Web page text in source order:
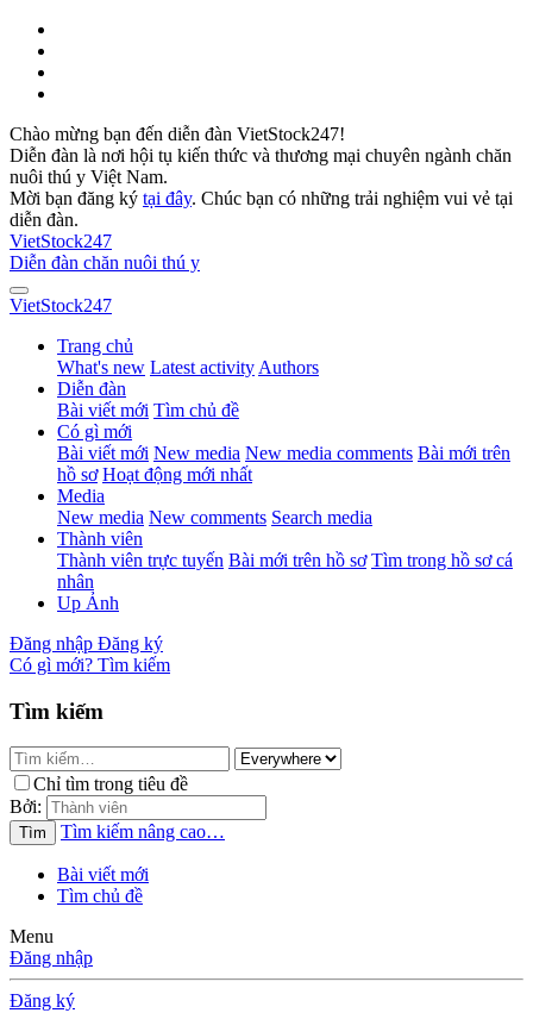
Chào mừng bạn đến diễn đàn VietStock247!
Diễn đàn là nơi hội tụ kiến thức và thương mại chuyên ngành chăn
nuôi thú y Việt Nam.
Mời bạn đăng ký tại đây. Chúc bạn có những trải nghiệm vui vẻ tại
diễn đàn.
VietStock247
Diễn đàn chăn nuôi thú y
VietStock247
Trang chủ
What's new Latest activity Authors
Diễn đàn
Bài viết mới Tìm chủ đề
Có gì mới
Bài viết mới New media New media comments Bài mới trên
hồ sơ Hoạt động mới nhất
Media
New media New comments Search media
Thành viên
Thành viên trực tuyến Bài mới trên hồ sơ Tìm trong hồ sơ cá
nhân
Up Ảnh
Đăng nhập Đăng ký
Có gì mới? Tìm kiếm
Tìm kiếm
Chỉ tìm trong tiêu đề
Bởi:
Tìm Tìm kiếm nâng cao…
Bài viết mới
Tìm chủ đề
Menu
Đăng nhập
Đăng ký